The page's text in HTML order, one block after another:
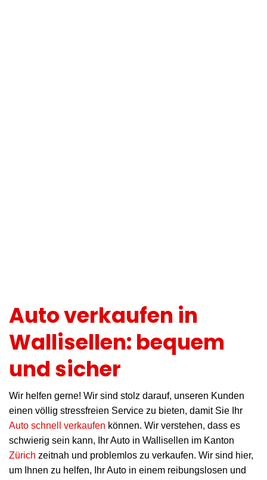
Auto verkaufen in
Wallisellen: bequem
und sicher
Wir helfen gerne! Wir sind stolz darauf, unseren Kunden
einen völlig stressfreien Service zu bieten, damit Sie Ihr
Auto schnell verkaufen können. Wir verstehen, dass es
schwierig sein kann, Ihr Auto in Wallisellen im Kanton
Zürich zeitnah und problemlos zu verkaufen. Wir sind hier,
um Ihnen zu helfen, Ihr Auto in einem reibungslosen und